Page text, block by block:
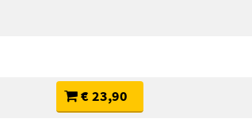
€ 23,90